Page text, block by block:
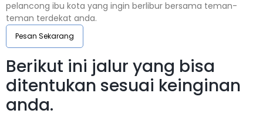
pelancong ibu kota yang ingin berlibur bersama teman-
teman terdekat anda.
Pesan Sekarang
Berikut ini jalur yang bisa
ditentukan sesuai keinginan
anda.